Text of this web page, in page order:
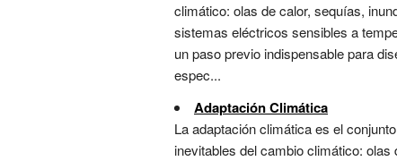
climático: olas de calor, sequías,
sistemas eléctricos sensibles a
un paso previo indispensable para
espec...
Adaptación Climática
La adaptación climática es el
inevitables del cambio climático: